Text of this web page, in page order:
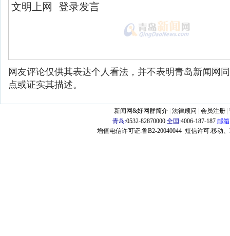
网友评论仅供其表达个人看法，并不表明青岛新闻网
点或证实其描述。